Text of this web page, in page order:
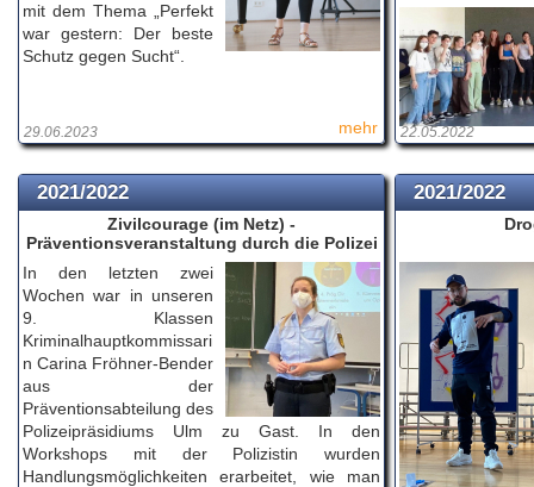
mit dem Thema „Perfekt
war gestern: Der beste
Schutz gegen Sucht“.
mehr
29.06.2023 22.05.2022
2021/2022
Zivilcourage (im Netz) -
Präventionsveranstaltung durch die Polizei
In den letzten zwei
Wochen war in unseren
9. Klassen
Kriminalhauptkommissari
n Carina Fröhner-Bender
aus der
Präventionsabteilung des
Polizeipräsidiums Ulm zu Gast. In den
Workshops mit der Polizistin wurden
Handlungsmöglichkeiten erarbeitet, wie man
2021/2022